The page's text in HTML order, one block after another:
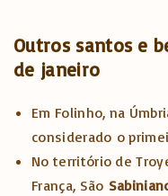
Outros santos e
de janeiro
Em Folinho, na
considerado o
No território de
França, São